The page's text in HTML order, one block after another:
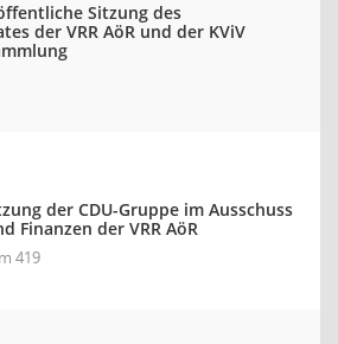
Sitzung des
der VRR AöR und der KViV
der CDU-Gruppe im Ausschuss
Finanzen der VRR AöR
419